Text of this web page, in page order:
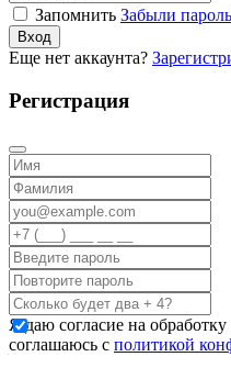
Запомнить Забыли
Вход
Еще нет аккаунта?
Регистрация
Я даю согласие на
соглашаюсь с политикой